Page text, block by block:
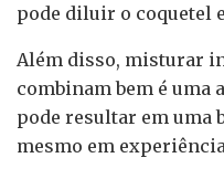
pode diluir o coquetel
Além disso, misturar
combinam bem é uma
pode resultar em uma
mesmo em